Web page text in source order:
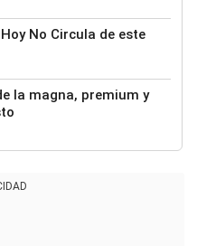
No Circula de este
la magna, premium y